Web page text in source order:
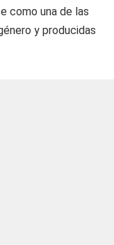
como una de las
y producidas